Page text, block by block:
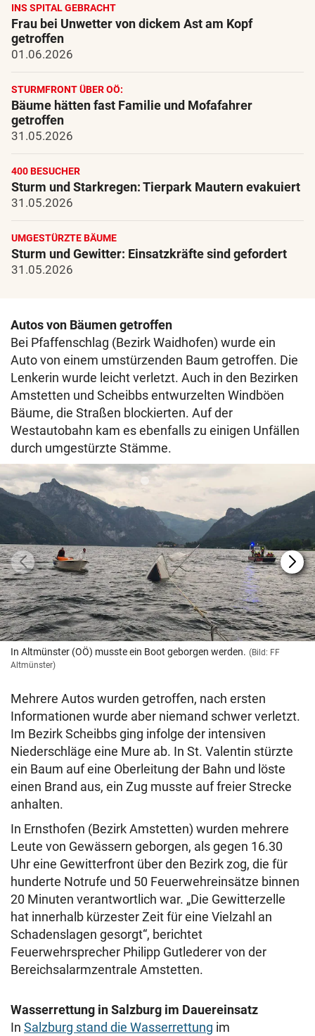
INS SPITAL GEBRACHT
Frau bei Unwetter von dickem Ast am Kopf
getroffen
01.06.2026
STURMFRONT ÜBER OÖ:
Bäume hätten fast Familie und Mofafahrer
getroffen
31.05.2026
400 BESUCHER
Sturm und Starkregen: Tierpark Mautern evakuiert
31.05.2026
UMGESTÜRZTE BÄUME
Sturm und Gewitter: Einsatzkräfte sind gefordert
31.05.2026
Autos von Bäumen getroffen
Bei Pfaffenschlag (Bezirk Waidhofen) wurde ein
Auto von einem umstürzenden Baum getroffen. Die
Lenkerin wurde leicht verletzt. Auch in den Bezirken
Amstetten und Scheibbs entwurzelten Windböen
Bäume, die Straßen blockierten. Auf der
Westautobahn kam es ebenfalls zu einigen Unfällen
durch umgestürzte Stämme.
In Altmünster (OÖ) musste ein Boot geborgen werden. (Bild: FF
Altmünster)
Mehrere Autos wurden getroffen, nach ersten
Informationen wurde aber niemand schwer verletzt.
Im Bezirk Scheibbs ging infolge der intensiven
Niederschläge eine Mure ab. In St. Valentin stürzte
ein Baum auf eine Oberleitung der Bahn und löste
einen Brand aus, ein Zug musste auf freier Strecke
anhalten.
In Ernsthofen (Bezirk Amstetten) wurden mehrere
Leute von Gewässern geborgen, als gegen 16.30
Uhr eine Gewitterfront über den Bezirk zog, die für
hunderte Notrufe und 50 Feuerwehreinsätze binnen
20 Minuten verantwortlich war. „Die Gewitterzelle
hat innerhalb kürzester Zeit für eine Vielzahl an
Schadenslagen gesorgt“, berichtet
Feuerwehrsprecher Philipp Gutlederer von der
Bereichsalarmzentrale Amstetten.
Wasserrettung in Salzburg im Dauereinsatz
In Salzburg stand die Wasserrettung im